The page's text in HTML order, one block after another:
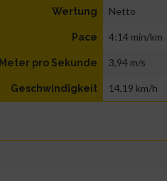
Wertung Netto
Pace 4:14 min/km
Meter pro Sekunde 3,94 m/s
Geschwindigkeit 14,19 km/h